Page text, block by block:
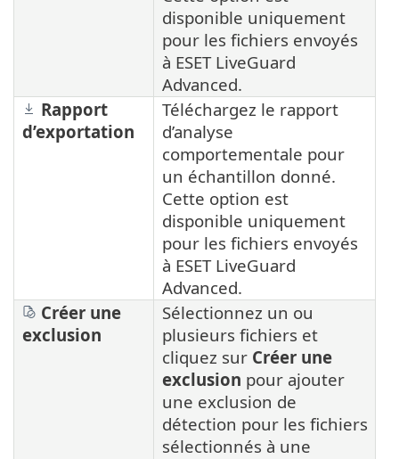
disponible uniquement
pour les fichiers envoyés
à ESET LiveGuard
Advanced.
Rapport
d’exportation
Téléchargez le rapport
d’analyse
comportementale pour
un échantillon donné.
Cette option est
disponible uniquement
pour les fichiers envoyés
à ESET LiveGuard
Advanced.
Créer une
exclusion
Sélectionnez un ou
plusieurs fichiers et
cliquez sur Créer une
exclusion pour ajouter
une exclusion de
détection pour les fichiers
sélectionnés à une